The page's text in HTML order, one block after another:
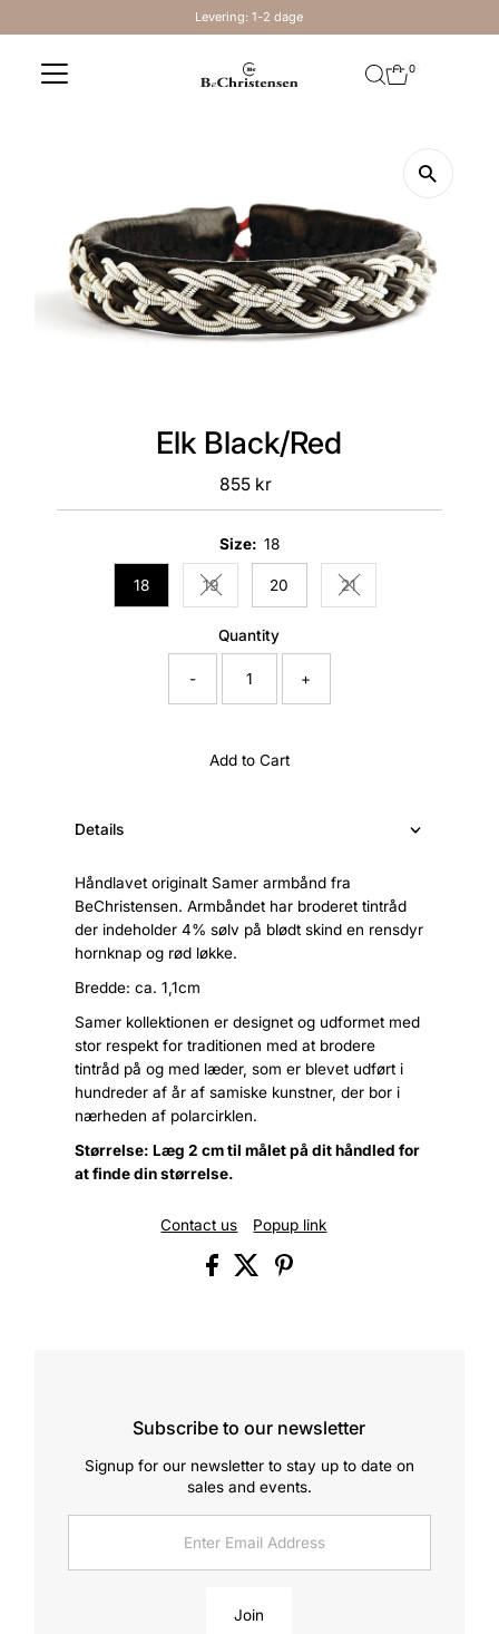
Levering: 1-2 dage
0
Elk Black/Red
Regular
Price
855 kr
Size: 18
18 19Variant sold out or unavailable
20 21Variant sold out or
Quantity
- +
Add to Cart
Details
Håndlavet originalt Samer armbånd fra
BeChristensen. Armbåndet har broderet tintråd
der indeholder 4% sølv på blødt skind en rensdyr
hornknap og rød løkke.
Bredde: ca. 1,1cm
Samer kollektionen er designet og udformet med
stor respekt for traditionen med at brodere
tintråd på og med læder, som er blevet udført i
hundreder af år af samiske kunstner, der bor i
nærheden af polarcirklen.
Størrelse: Læg 2 cm til målet på dit håndled for
at finde din størrelse.
Contact us Popup link
Subscribe to our newsletter
Signup for our newsletter to stay up to date on
sales and events.
Address
Join